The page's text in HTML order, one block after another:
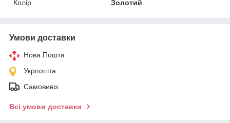
Колір
Золотий
Умови доставки
Нова Пошта
Укрпошта
Самовивіз
Всі умови доставки